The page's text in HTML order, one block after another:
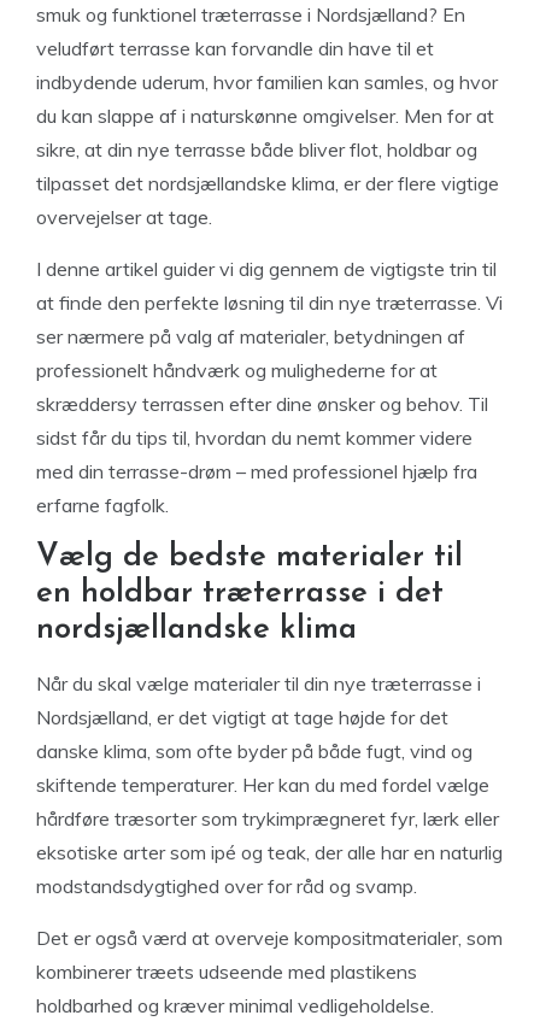
smuk og funktionel træterrasse i Nordsjælland? En
veludført terrasse kan forvandle din have til et
indbydende uderum, hvor familien kan samles, og hvor
du kan slappe af i naturskønne omgivelser. Men for at
sikre, at din nye terrasse både bliver flot, holdbar og
tilpasset det nordsjællandske klima, er der flere vigtige
overvejelser at tage.
I denne artikel guider vi dig gennem de vigtigste trin til
at finde den perfekte løsning til din nye træterrasse. Vi
ser nærmere på valg af materialer, betydningen af
professionelt håndværk og mulighederne for at
skræddersy terrassen efter dine ønsker og behov. Til
sidst får du tips til, hvordan du nemt kommer videre
med din terrasse-drøm – med professionel hjælp fra
erfarne fagfolk.
Vælg de bedste materialer til
en holdbar træterrasse i det
nordsjællandske klima
Når du skal vælge materialer til din nye træterrasse i
Nordsjælland, er det vigtigt at tage højde for det
danske klima, som ofte byder på både fugt, vind og
skiftende temperaturer. Her kan du med fordel vælge
hårdføre træsorter som trykimprægneret fyr, lærk eller
eksotiske arter som ipé og teak, der alle har en naturlig
modstandsdygtighed over for råd og svamp.
Det er også værd at overveje kompositmaterialer, som
kombinerer træets udseende med plastikens
holdbarhed og kræver minimal vedligeholdelse.